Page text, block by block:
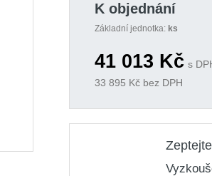
K objednání
Základní jednotka: ks
41 013 Kč s
33 895 Kč bez DPH